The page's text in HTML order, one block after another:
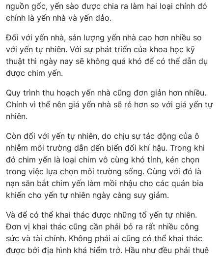
nguồn gốc, yến sào được chia ra làm hai loại chính đó
chính là yến nhà và yến đảo.
Đối với yến nhà, sản lượng yến nhà cao hơn nhiều so
với yến tự nhiên. Với sự phát triển của khoa học kỹ
thuật thì ngày nay sẽ không quá khó để có thể dẫn dụ
được chim yến.
Quy trình thu hoạch yến nhà cũng đơn giản hơn nhiều.
Chính vì thế nên giá yến nhà sẽ rẻ hơn so với giá yến tự
nhiên.
Còn đối với yến tự nhiên, do chịu sự tác động của ô
nhiễm môi trường dẫn đến biến đổi khí hậu. Trong khi
đó chim yến là loại chim vô cùng khó tính, kén chọn
trong việc lựa chọn môi trường sống. Cùng với đó là
nạn săn bắt chim yến làm mồi nhậu cho các quán bia
khiến cho yến tự nhiên ngày càng suy giảm.
Và để có thể khai thác được những tổ yến tự nhiên.
Đơn vị khai thác cũng cần phải bỏ ra rất nhiều công
sức và tài chính. Không phải ai cũng có thể khai thác
được bởi địa hình khá hiểm trở. Hầu như đều phải thuê